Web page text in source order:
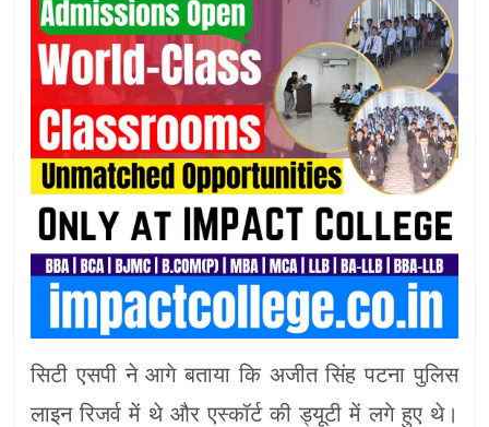
सिटी एसपी ने आगे बताया कि अजीत सिंह पटना पुलिस
लाइन रिजर्व में थे और एस्कॉर्ट की ड्यूटी में लगे हुए थे।